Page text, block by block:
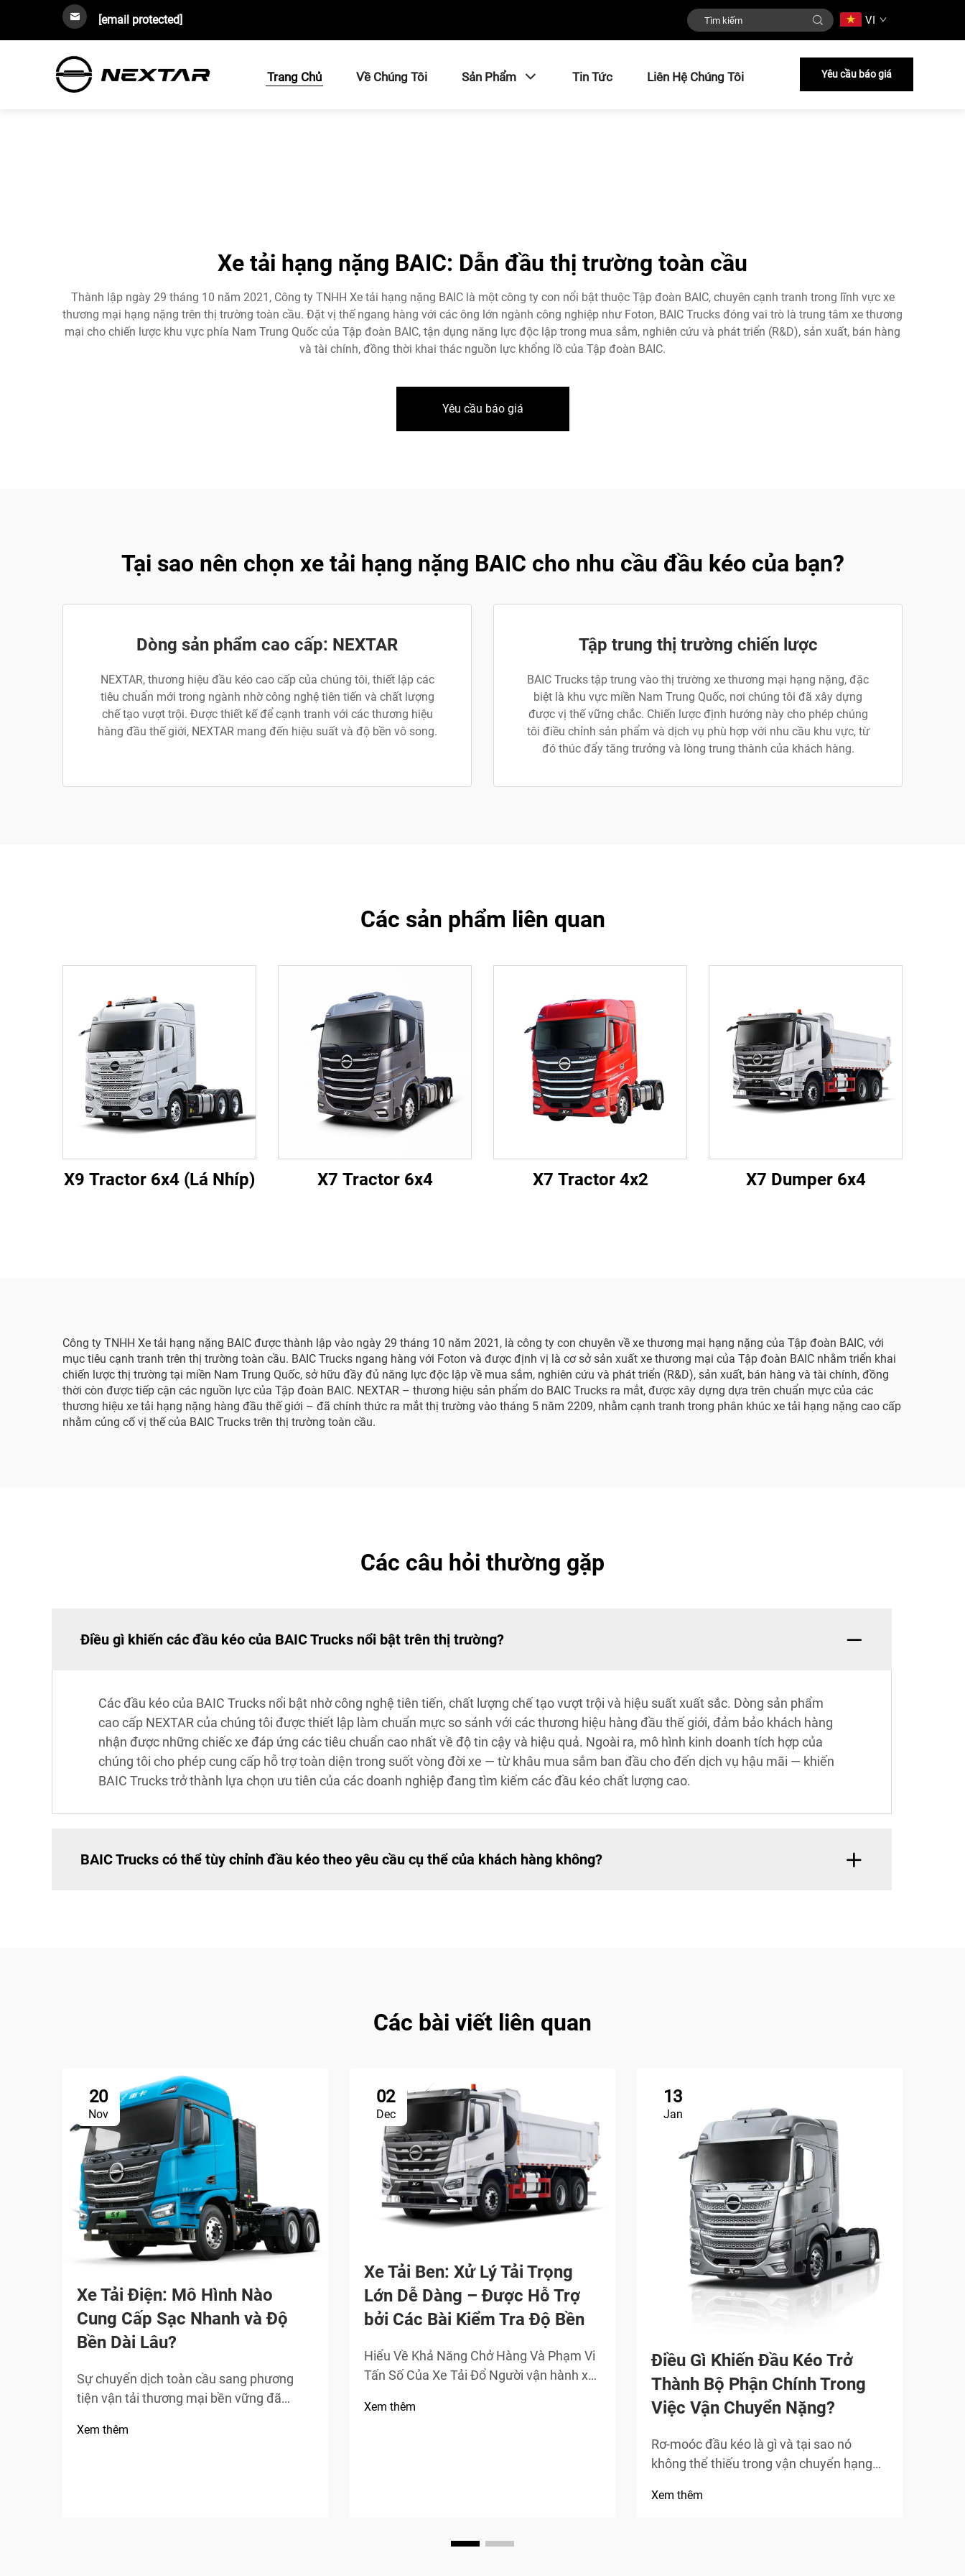
[email protected] VI
Trang Chủ Về Chúng Tôi Sản Phẩm Tin Tức Liên Hệ Chúng Tôi Yêu cầu báo giá
Xe tải hạng nặng BAIC: Dẫn đầu thị trường toàn cầu
Thành lập ngày 29 tháng 10 năm 2021, Công ty TNHH Xe tải hạng nặng BAIC là một công ty con nổi bật thuộc Tập đoàn BAIC, chuyên cạnh tranh trong lĩnh vực xe
thương mại hạng nặng trên thị trường toàn cầu. Đặt vị thế ngang hàng với các ông lớn ngành công nghiệp như Foton, BAIC Trucks đóng vai trò là trung tâm xe thương
mại cho chiến lược khu vực phía Nam Trung Quốc của Tập đoàn BAIC, tận dụng năng lực độc lập trong mua sắm, nghiên cứu và phát triển (R&D), sản xuất, bán hàng
và tài chính, đồng thời khai thác nguồn lực khổng lồ của Tập đoàn BAIC.
Yêu cầu báo giá
Tại sao nên chọn xe tải hạng nặng BAIC cho nhu cầu đầu kéo của bạn?
Dòng sản phẩm cao cấp: NEXTAR
NEXTAR, thương hiệu đầu kéo cao cấp của chúng tôi, thiết lập các
tiêu chuẩn mới trong ngành nhờ công nghệ tiên tiến và chất lượng
chế tạo vượt trội. Được thiết kế để cạnh tranh với các thương hiệu
hàng đầu thế giới, NEXTAR mang đến hiệu suất và độ bền vô song.
Tập trung thị trường chiến lược
BAIC Trucks tập trung vào thị trường xe thương mại hạng nặng, đặc
biệt là khu vực miền Nam Trung Quốc, nơi chúng tôi đã xây dựng
được vị thế vững chắc. Chiến lược định hướng này cho phép chúng
tôi điều chỉnh sản phẩm và dịch vụ phù hợp với nhu cầu khu vực, từ
đó thúc đẩy tăng trưởng và lòng trung thành của khách hàng.
Các sản phẩm liên quan
X9 Tractor 6x4 (Lá Nhíp) X7 Tractor 6x4 X7 Tractor 4x2 X7 Dumper 6x4
Công ty TNHH Xe tải hạng nặng BAIC được thành lập vào ngày 29 tháng 10 năm 2021, là công ty con chuyên về xe thương mại hạng nặng của Tập đoàn BAIC, với
mục tiêu cạnh tranh trên thị trường toàn cầu. BAIC Trucks ngang hàng với Foton và được định vị là cơ sở sản xuất xe thương mại của Tập đoàn BAIC nhằm triển khai
chiến lược thị trường tại miền Nam Trung Quốc, sở hữu đầy đủ năng lực độc lập về mua sắm, nghiên cứu và phát triển (R&D), sản xuất, bán hàng và tài chính, đồng
thời còn được tiếp cận các nguồn lực của Tập đoàn BAIC. NEXTAR – thương hiệu sản phẩm do BAIC Trucks ra mắt, được xây dựng dựa trên chuẩn mực của các
thương hiệu xe tải hạng nặng hàng đầu thế giới – đã chính thức ra mắt thị trường vào tháng 5 năm 2209, nhằm cạnh tranh trong phân khúc xe tải hạng nặng cao cấp
nhằm củng cố vị thế của BAIC Trucks trên thị trường toàn cầu.
Các câu hỏi thường gặp
Điều gì khiến các đầu kéo của BAIC Trucks nổi bật trên thị trường?
Các đầu kéo của BAIC Trucks nổi bật nhờ công nghệ tiên tiến, chất lượng chế tạo vượt trội và hiệu suất xuất sắc. Dòng sản phẩm
cao cấp NEXTAR của chúng tôi được thiết lập làm chuẩn mực so sánh với các thương hiệu hàng đầu thế giới, đảm bảo khách hàng
nhận được những chiếc xe đáp ứng các tiêu chuẩn cao nhất về độ tin cậy và hiệu quả. Ngoài ra, mô hình kinh doanh tích hợp của
chúng tôi cho phép cung cấp hỗ trợ toàn diện trong suốt vòng đời xe — từ khâu mua sắm ban đầu cho đến dịch vụ hậu mãi — khiến
BAIC Trucks trở thành lựa chọn ưu tiên của các doanh nghiệp đang tìm kiếm các đầu kéo chất lượng cao.
BAIC Trucks có thể tùy chỉnh đầu kéo theo yêu cầu cụ thể của khách hàng không?
Các bài viết liên quan
20
Nov
Xe Tải Điện: Mô Hình Nào
Cung Cấp Sạc Nhanh và Độ
Bền Dài Lâu?
Sự chuyển dịch toàn cầu sang phương
tiện vận tải thương mại bền vững đã
chính của ngành logistics và vận tải hàng
Xem thêm
02
Dec
Xe Tải Ben: Xử Lý Tải Trọng
Lớn Dễ Dàng – Được Hỗ Trợ
bởi Các Bài Kiểm Tra Độ Bền
Hiểu Về Khả Năng Chở Hàng Và Phạm Vi
Tấn Số Của Xe Tải Đổ Người vận hành xe
khả năng chở hàng (trọng lượng hàng hóa
Xem thêm
13
Jan
Điều Gì Khiến Đầu Kéo Trở
Thành Bộ Phận Chính Trong
Việc Vận Chuyển Nặng?
Rơ-moóc đầu kéo là gì và tại sao nó
không thể thiếu trong vận chuyển hạng
nối, truyền động lực và điều khiển tập
Xem thêm